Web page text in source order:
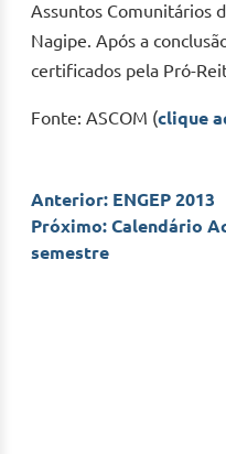
Assuntos Comunitários
Nagipe. Após a
certificados pela Pró-
Fonte: ASCOM (clique
Navegação
de
Anterior: ENGEP 2013
Próximo: Calendário
semestre